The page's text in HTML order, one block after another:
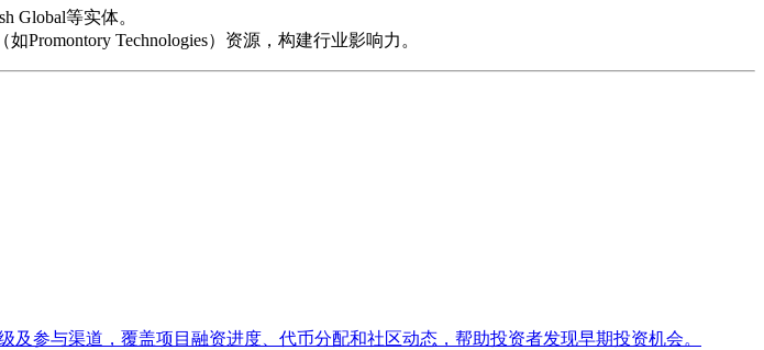
Global等实体。
Promontory Technologies）资源，构建行业影响力。
参与渠道，覆盖项目融资进度、代币分配和社区动态，帮助投资者发现早期投资机会。